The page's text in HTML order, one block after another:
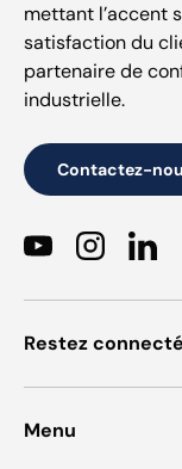
mettant l’accent
satisfaction du
partenaire de
industrielle.
Contactez-
YouTubeInstagram
Restez
Menu